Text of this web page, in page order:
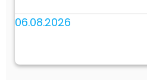
06.08.2026